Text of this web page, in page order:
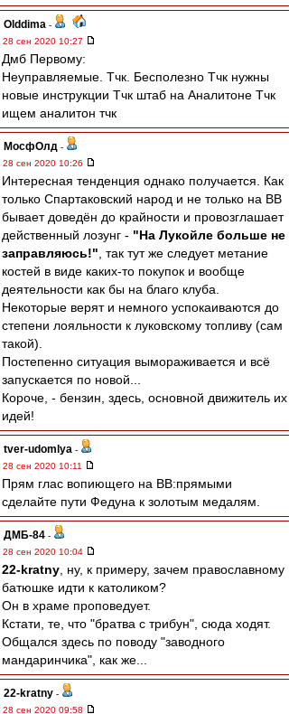
Olddima -
28 сен 2020 10:27
Дмб Первому:
Неуправляемые. Тчк. Бесполезно Тчк нужны
новые инструкции Тчк штаб на Аналитоне Тчк
ищем аналитон тчк
МосфОлд -
28 сен 2020 10:26
Интересная тенденция однако получается. Как
только Спартаковский народ и не только на ВВ
бывает доведён до крайности и провозглашает
действенный лозунг - "На Лукойле больше не
заправляюсь!" , так тут же следует метание
костей в виде каких-то покупок и вообще
деятельности как бы на благо клуба.
Некоторые верят и немного успокаиваются до
степени лояльности к луковскому топливу (сам
такой).
Постепенно ситуация вымораживается и всё
запускается по новой...
Короче, - бензин, здесь, основной движитель их
идей!
tver-udomlya -
28 сен 2020 10:11
Прям глас вопиющего на ВВ:прямыми
сделайте пути Федуна к золотым медалям.
ДМБ-84 -
28 сен 2020 10:04
22-kratny , ну, к примеру, зачем православному
батюшке идти к католиком?
Он в храме проповедует.
Кстати, те, что "братва с трибун", сюда ходят.
Общался здесь по поводу "заводного
мандаринчика", как же...
22-kratny -
28 сен 2020 09:58